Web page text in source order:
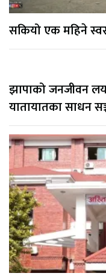
सकियो एक महिने
झापाको जनजीवन
यातायातका साधन